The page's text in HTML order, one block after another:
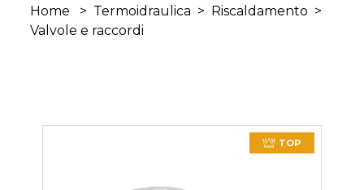
Home > Termoidraulica > Riscaldamento >
Valvole e raccordi
TOP